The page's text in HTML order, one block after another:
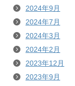
2024年9月
2024年7月
2024年3月
2024年2月
2023年12月
2023年9月